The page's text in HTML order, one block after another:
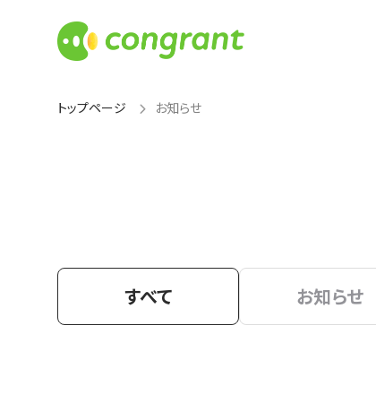
トップページ お知らせ
すべて お知らせ